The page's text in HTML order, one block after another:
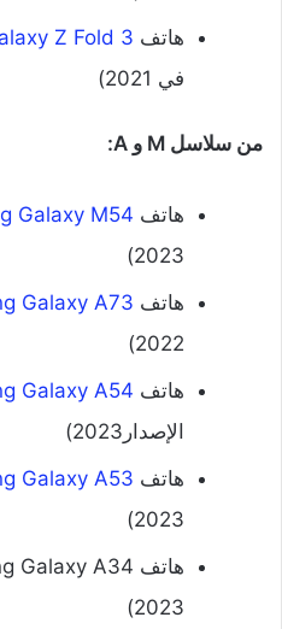
‌هاتف Z Fold 3
في 2021)
من سلاسل M و A:
‌هاتف Galaxy M54
2023)
‌هاتف Galaxy A73
2022)
‌هاتف Galaxy A54
الإصدار2023)
‌هاتف Galaxy A53
2023)
2023)